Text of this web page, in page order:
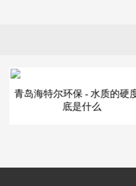
青岛海特尔环保 - 水质的硬
底是什么